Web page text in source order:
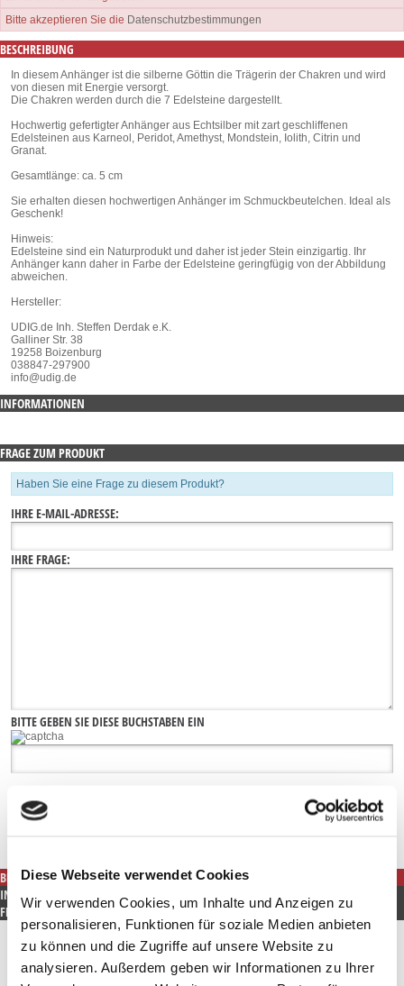
Diese Webseite verwendet Cookies
Wir verwenden Cookies, um Inhalte und Anzeigen zu
personalisieren, Funktionen für soziale Medien anbieten
zu können und die Zugriffe auf unsere Website zu
analysieren. Außerdem geben wir Informationen zu Ihrer
Bitte akzeptieren Sie die Datenschutzbestimmungen
BESCHREIBUNG
In diesem Anhänger ist die silberne Göttin die Trägerin der Chakren und wird
von diesen mit Energie versorgt.
Die Chakren werden durch die 7 Edelsteine dargestellt.
Hochwertig gefertigter Anhänger aus Echtsilber mit zart geschliffenen
Edelsteinen aus Karneol, Peridot, Amethyst, Mondstein, Iolith, Citrin und
Granat.
Gesamtlänge: ca. 5 cm
Sie erhalten diesen hochwertigen Anhänger im Schmuckbeutelchen. Ideal als
Geschenk!
Hinweis:
Edelsteine sind ein Naturprodukt und daher ist jeder Stein einzigartig. Ihr
Anhänger kann daher in Farbe der Edelsteine geringfügig von der Abbildung
abweichen.
Hersteller:
UDIG.de Inh. Steffen Derdak e.K.
Galliner Str. 38
19258 Boizenburg
038847-297900
info@udig.de
INFORMATIONEN
FRAGE ZUM PRODUKT
Haben Sie eine Frage zu diesem Produkt?
IHRE E-MAIL-ADRESSE:
IHRE FRAGE:
BITTE GEBEN SIE DIESE BUCHSTABEN EIN
BESCHREIBUNG
INFORMATIONEN
FRAGE ZUM PRODUKT
von diesen mit Energie versorgt.
Die Chakren werden durch die 7 Edelsteine dargestellt.